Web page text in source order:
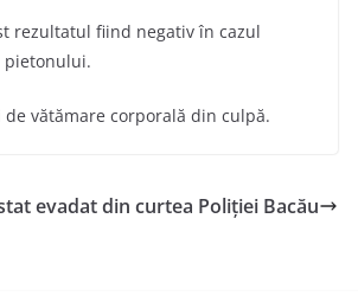
rezultatul fiind negativ în cazul
pietonului.
vătămare corporală din culpă.
evadat din curtea Poliţiei Bacău